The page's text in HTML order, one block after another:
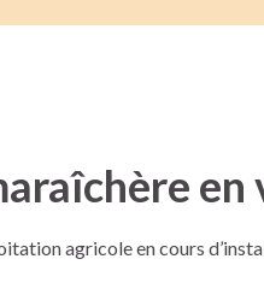
en
agricole en cours